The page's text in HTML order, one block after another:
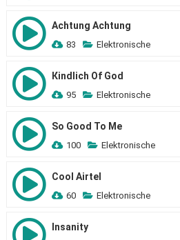
Achtung Achtung
83 Elektronische
Кindlich Of God
95 Elektronische
So Good To Me
100 Elektronische
Cool Airtel
60 Elektronische
Insanity